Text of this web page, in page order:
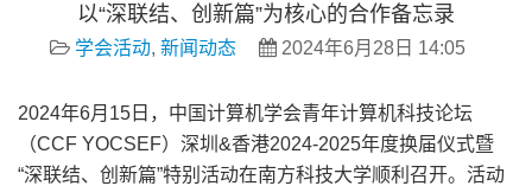
以“深联结、创新篇”为核心的合作备忘录
学会活动, 新闻动态 2024年6月28日 14:05
2024年6月15日，中国计算机学会青年计算机科技论坛
（CCF YOCSEF）深圳&香港2024-2025年度换届仪式暨
“深联结、创新篇”特别活动在南方科技大学顺利召开。活动